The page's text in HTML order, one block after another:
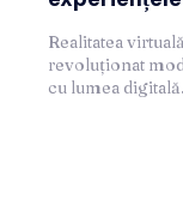
Realitatea
revoluționat
cu lumea